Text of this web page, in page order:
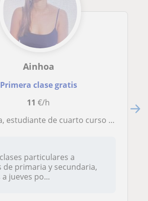
Ainhoa
Primera clase gratis
11 €/h
curso de Química dispuesta a dar clases particulares en diversas asignaturas
particulares a
de primaria y secundaria,
jueves po...